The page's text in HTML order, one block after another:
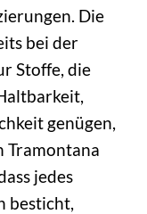
Die
bei der
Stoffe, die
genügen,
Tramontana
jedes
besticht,